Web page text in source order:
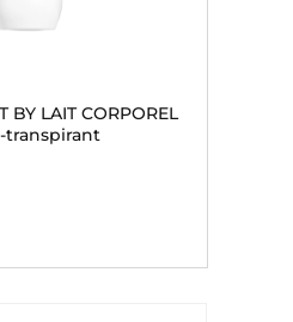
BY LAIT CORPOREL
transpirant